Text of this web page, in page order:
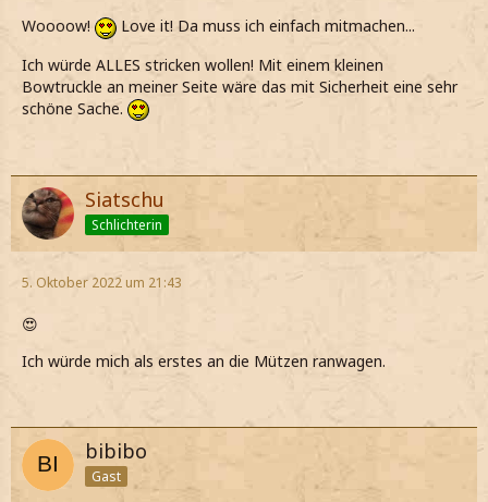
Woooow!
Love it! Da muss ich einfach mitmachen...
Ich würde ALLES stricken wollen! Mit einem kleinen
Bowtruckle an meiner Seite wäre das mit Sicherheit eine sehr
schöne Sache.
Siatschu
Schlichterin
5. Oktober 2022 um 21:43
😍
Ich würde mich als erstes an die Mützen ranwagen.
bibibo
Gast